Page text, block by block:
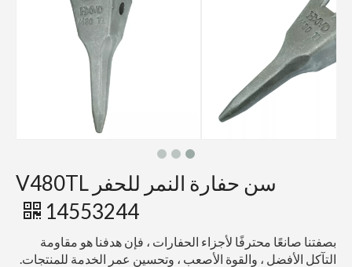
سن حفارة النمر للحفر V480TL
14553244
بصفتنا صانعًا محترفًا لأجزاء الحفارات ، فإن هدفنا هو مقاومة
التآكل الأفضل ، والقوة الأصعب ، وتحسين عمر الخدمة للمنتجات.